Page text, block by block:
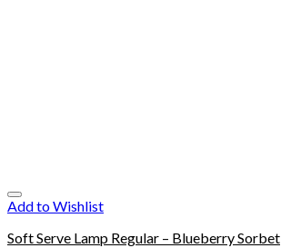
Add to Wishlist
Soft Serve Lamp Regular – Blueberry Sorbet